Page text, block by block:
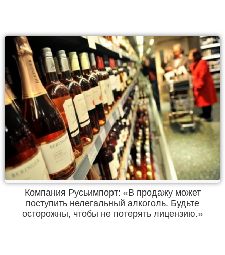
Компания Русьимпорт: «В продажу может
поступить нелегальный алкоголь. Будьте
осторожны, чтобы не потерять лицензию.»